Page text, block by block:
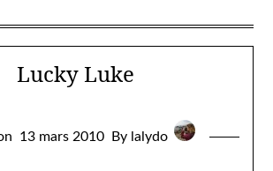
Lucky Luke
13 mars 2010 By lalydo